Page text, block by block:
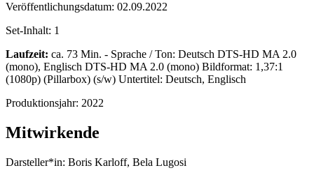
Veröffentlichungsdatum: 02.09.2022
Set-Inhalt: 1
Laufzeit: ca. 73 Min. - Sprache / Ton: Deutsch DTS-HD MA 2.0
(mono), Englisch DTS-HD MA 2.0 (mono) Bildformat: 1,37:1
(1080p) (Pillarbox) (s/w) Untertitel: Deutsch, Englisch
Produktionsjahr: 2022
Mitwirkende
Darsteller*in: Boris Karloff, Bela Lugosi